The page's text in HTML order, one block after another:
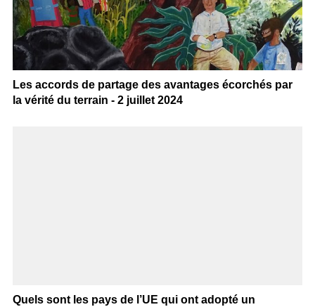
Les accords de partage des avantages écorchés par
la vérité du terrain - 2 juillet 2024
Quels sont les pays de l’UE qui ont adopté un